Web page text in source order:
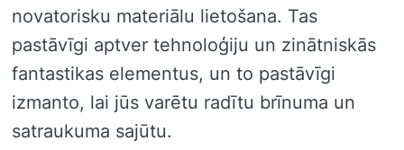
novatorisku materiālu lietošana. Tas
pastāvīgi aptver tehnoloģiju un zinātniskās
fantastikas elementus, un to pastāvīgi
izmanto, lai jūs varētu radītu brīnuma un
satraukuma sajūtu.